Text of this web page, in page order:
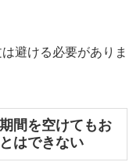
避ける必要がありま
間を空けてもお
はできない